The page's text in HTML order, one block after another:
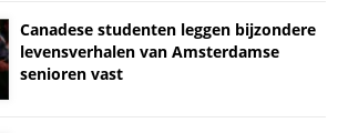
Canadese studenten leggen bijzondere
levensverhalen van Amsterdamse
senioren vast